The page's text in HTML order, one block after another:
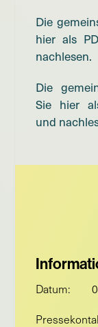
Die
hier als
nachlesen.
Die
Sie hier
und
Datum: